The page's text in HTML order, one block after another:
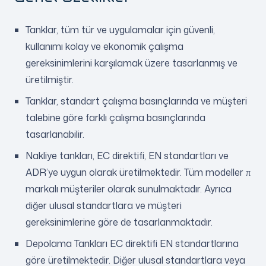
Tanklar, tüm tür ve uygulamalar için güvenli,
kullanımı kolay ve ekonomik çalışma
gereksinimlerini karşılamak üzere tasarlanmış ve
üretilmiştir.
Tanklar, standart çalışma basınçlarında ve müşteri
talebine göre farklı çalışma basınçlarında
tasarlanabilir.
Nakliye tankları, EC direktifi, EN standartları ve
ADR’ye uygun olarak üretilmektedir. Tüm modeller π
markalı müşteriler olarak sunulmaktadır. Ayrıca
diğer ulusal standartlara ve müşteri
gereksinimlerine göre de tasarlanmaktadır.
Depolama Tankları EC direktifi EN standartlarına
göre üretilmektedir. Diğer ulusal standartlara veya